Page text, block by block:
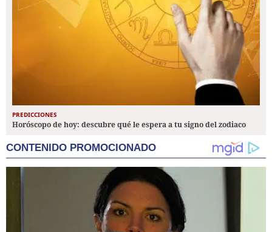
PREDICCIONES
Horóscopo de hoy: descubre qué le espera a tu signo del zodiaco
CONTENIDO PROMOCIONADO